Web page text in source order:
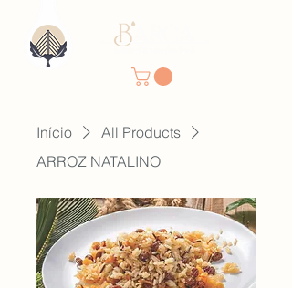
Início
All Products
ARROZ NATALINO